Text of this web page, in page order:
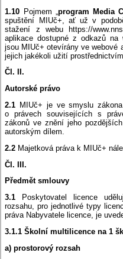
1.10 Pojmem „ program Media
spuštění MIUč+, ať už v
stažení z webu https://
aplikace dostupné z odkazů na
jsou MIUč+ otevírány ve webové
jejich jakékoli užití
Čl. II.
Autorské právo
2.1 MIUč+ je ve smyslu
o právech souvisejících s
zákonů ve znění jeho
autorským dílem.
2.2 Majetková práva k MIUč+
Čl. III.
Předmět smlouvy
3.1 Poskytovatel licence
rozsahu, pro jednotlivé typy
práva Nabyvatele licence, je
3.1.1 Školní multilicence na 1
a) prostorový rozsah